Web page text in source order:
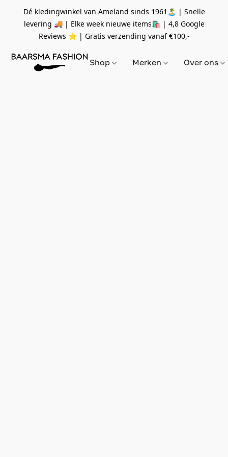
Dé kledingwinkel van Ameland sinds 1961🏝 | Snelle
levering 🚚 | Elke week nieuwe items🛍 | 4,8 Google
Reviews ⭐️ | Gratis verzending vanaf€100,-
Shop Merken Over ons